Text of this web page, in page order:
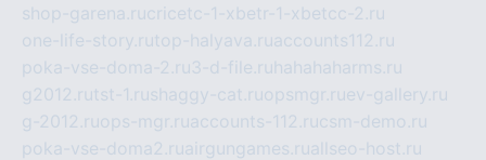
shop-garena.rucricetc-1-xbetr-1-xbetcc-2.ru
one-life-story.rutop-halyava.ruaccounts112.ru
poka-vse-doma-2.ru3-d-file.ru hahahaharms.ru
g2012.rutst-1.rushaggy-cat.ruopsmgr.ruev-gallery.ru
g-2012.ruops-mgr.ruaccounts-112.rucsm-demo.ru
poka-vse-doma2.ruairgungames.ruallseo-host.ru